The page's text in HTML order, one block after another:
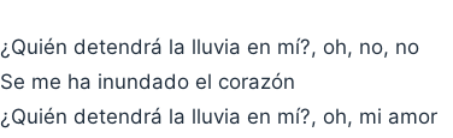
¿Quién detendrá la lluvia en mí?, oh, no, no
Se me ha inundado el corazón
¿Quién detendrá la lluvia en mí?, oh, mi amor